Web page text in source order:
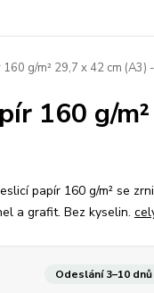
g/m² 29,7 x 42 cm (A3)
160 g/
papír 160 g/m² se
a grafit. Bez kyselin.
Odeslání 3–10 dnů